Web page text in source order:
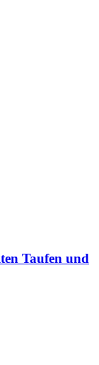
Taufen und